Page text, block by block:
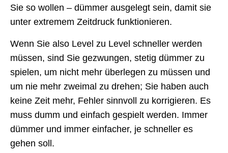
Sie so wollen – dümmer ausgelegt sein, damit sie
unter extremem Zeitdruck funktionieren.
Wenn Sie also Level zu Level schneller werden
müssen, sind Sie gezwungen, stetig dümmer zu
spielen, um nicht mehr überlegen zu müssen und
um nie mehr zweimal zu drehen; Sie haben auch
keine Zeit mehr, Fehler sinnvoll zu korrigieren. Es
muss dumm und einfach gespielt werden. Immer
dümmer und immer einfacher, je schneller es
gehen soll.